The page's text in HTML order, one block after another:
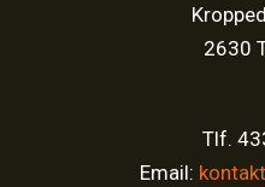
2630
Tlf.
Email: